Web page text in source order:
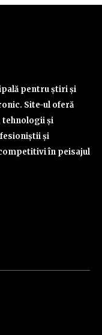
pentru știri și
Site-ul oferă
tehnologii și
și
în peisajul